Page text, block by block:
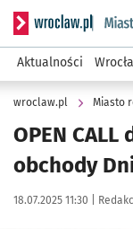
Serwis
Aktualności
wroclaw.pl Miasto
OPEN
obchody
Data publikacji:
18.07.2025 11:30 | Autor: